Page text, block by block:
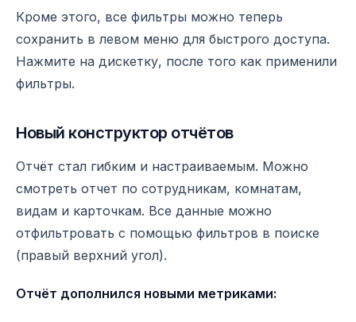
Кроме этого, все фильтры можно теперь
сохранить в левом меню для быстрого доступа.
Нажмите на дискетку, после того как применили
фильтры.
Новый конструктор отчётов
Отчёт стал гибким и настраиваемым. Можно
смотреть отчет по сотрудникам, комнатам,
видам и карточкам. Все данные можно
отфильтровать с помощью фильтров в поиске
(правый верхний угол).
Отчёт дополнился новыми метриками: